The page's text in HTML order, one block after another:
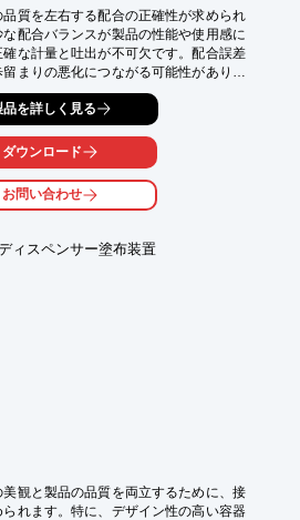
質を左右する配合の正確性が求められ
配合バランスが製品の性能や使用感に
な計量と吐出が不可欠です。配合誤差
まりの悪化につながる可能性がありま
ーズ CVタイプは、1～5,000cps程度の
程度の微少量吐出に最適で、高精度マ
出量の調整が可能です。これにより、化
をサポートします。
品を詳しく見る
ダウンロード
お問い合わせ
ィスペンサー塗布装置
観と製品の品質を両立するために、接
れます。特に、デザイン性の高い容器